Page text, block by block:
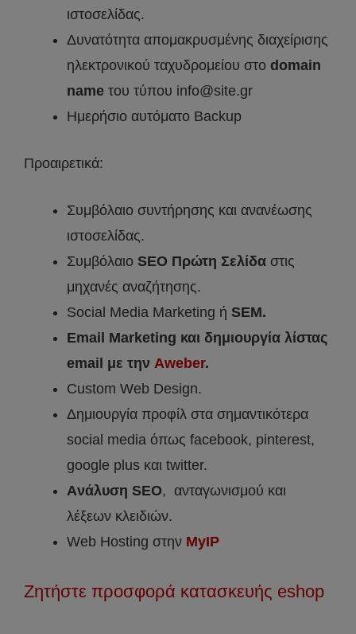
ιστοσελίδας.
Δυνατότητα απομακρυσμένης διαχείρισης
ηλεκτρονικού ταχυδρομείου στο domain
name του τύπου info@site.gr
Ημερήσιο αυτόματο Backup
Προαιρετικά:
Συμβόλαιο συντήρησης και ανανέωσης
ιστοσελίδας.
Συμβόλαιο SEO Πρώτη Σελίδα στις
μηχανές αναζήτησης.
Social Media Marketing ή SEM.
Email Marketing και δημιουργία λίστας
email με την Aweber.
Custom Web Design.
Δημιουργία προφίλ στα σημαντικότερα
social media όπως facebook, pinterest,
google plus και twitter.
Aνάλυση SEO, ανταγωνισμού και
λέξεων κλειδιών.
Web Hosting στην MyIP
Ζητήστε προσφορά κατασκευής eshop